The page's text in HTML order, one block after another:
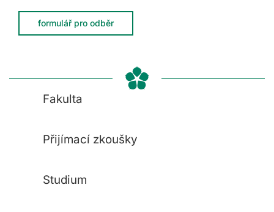
formulář pro odběr
Fakulta
Přijímací zkoušky
Studium